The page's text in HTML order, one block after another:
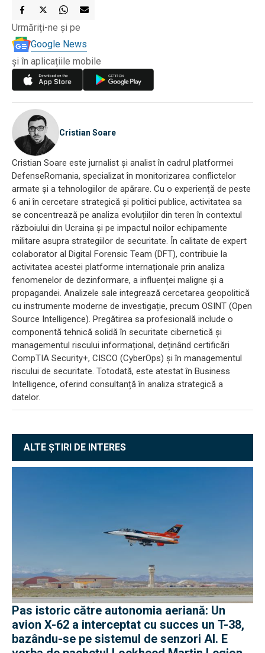
Urmăriți-ne și pe
Google News
și în aplicațiile mobile
Cristian Soare
Cristian Soare este jurnalist și analist în cadrul platformei
DefenseRomania, specializat în monitorizarea conflictelor
armate și a tehnologiilor de apărare. Cu o experiență de peste
6 ani în cercetare strategică și politici publice, activitatea sa
se concentrează pe analiza evoluțiilor din teren în contextul
războiului din Ucraina și pe impactul noilor echipamente
militare asupra strategiilor de securitate. În calitate de expert
colaborator al Digital Forensic Team (DFT), contribuie la
activitatea acestei platforme internaționale prin analiza
fenomenelor de dezinformare, a influenței maligne și a
propagandei. Analizele sale integrează cercetarea geopolitică
cu instrumente moderne de investigație, precum OSINT (Open
Source Intelligence). Pregătirea sa profesională include o
componentă tehnică solidă în securitate cibernetică și
managementul riscului informațional, deținând certificări
CompTIA Security+, CISCO (CyberOps) și în managementul
riscului de securitate. Totodată, este atestat în Business
Intelligence, oferind consultanță în analiza strategică a
datelor.
ALTE ȘTIRI DE INTERES
Pas istoric către autonomia aeriană: Un
avion X-62 a interceptat cu succes un T-38,
bazându-se pe sistemul de senzori AI. E